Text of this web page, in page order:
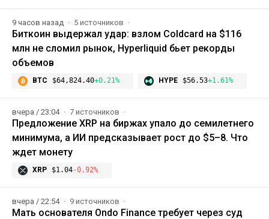
9 часов назад 5 источников
Биткоин выдержал удар: взлом Coldcard на $116
млн не сломил рынок, Hyperliquid бьет рекорды
объемов
BTC $64,824.40+0.21% HYPE $56.53+1.61%
вчера / 23:04 7 источников
Предложение XRP на биржах упало до семилетнего
минимума, а ИИ предсказывает рост до $5–8. Что
ждет монету
XRP $1.04-0.92%
вчера / 22:54 9 источников
Мать основателя Ondo Finance требует через суд